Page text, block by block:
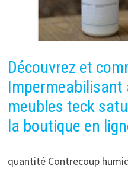
Découvrez et
Impermeabilisant
meubles teck
la boutique en
quantité Contrecoup